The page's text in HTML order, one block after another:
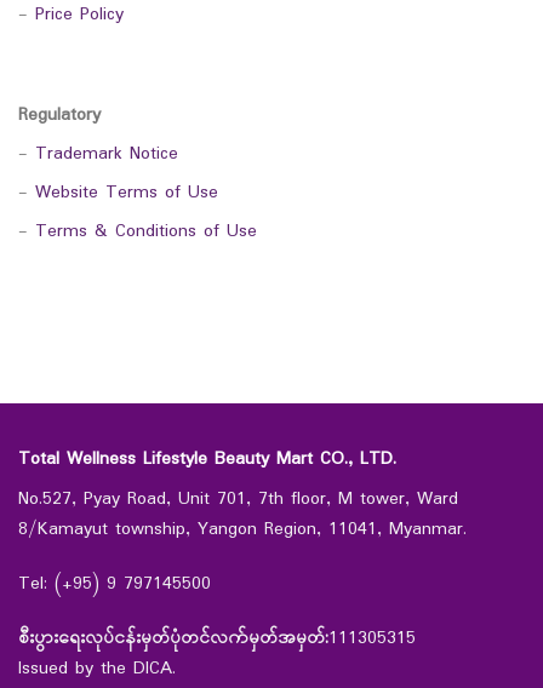
- Price Policy
Regulatory
- Trademark Notice
- Website Terms of Use
- Terms & Conditions of Use
Total Wellness Lifestyle Beauty Mart CO., LTD.
No.527, Pyay Road, Unit 701, 7th floor, M tower, Ward
8/Kamayut township, Yangon Region, 11041, Myanmar.
Tel: (+95) 9 797145500
စီးပွားရေးလုပ်ငန်းမှတ်ပုံတင်လက်မှတ်အမှတ်:111305315
Issued by the DICA.